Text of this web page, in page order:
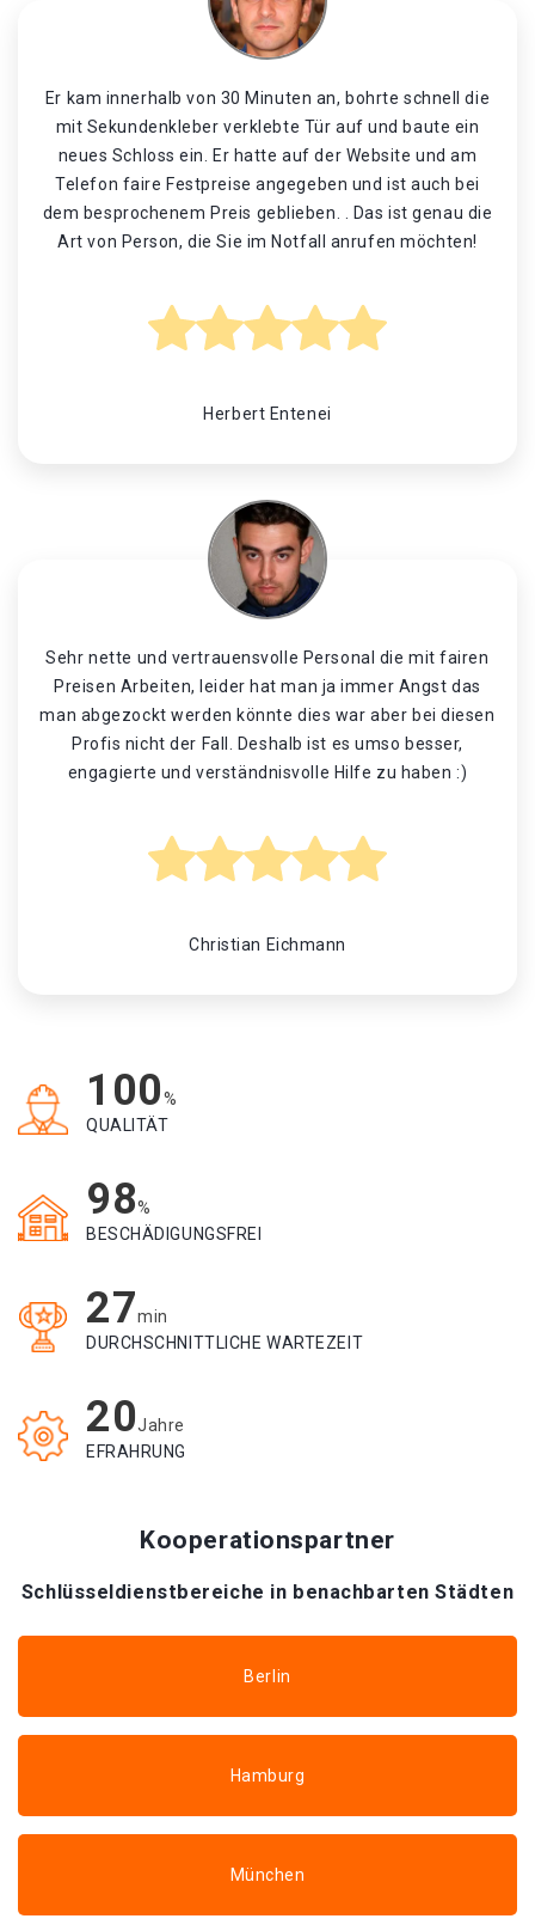
Er kam innerhalb von 30 Minuten an, bohrte schnell die
mit Sekundenkleber verklebte Tür auf und baute ein
neues Schloss ein. Er hatte auf der Website und am
Telefon faire Festpreise angegeben und ist auch bei
dem besprochenem Preis geblieben. . Das ist genau die
Art von Person, die Sie im Notfall anrufen möchten!
Herbert Entenei
Sehr nette und vertrauensvolle Personal die mit fairen
Preisen Arbeiten, leider hat man ja immer Angst das
man abgezockt werden könnte dies war aber bei diesen
Profis nicht der Fall. Deshalb ist es umso besser,
engagierte und verständnisvolle Hilfe zu haben :)
Christian Eichmann
100%
QUALITÄT
98%
BESCHÄDIGUNGSFREI
27min
DURCHSCHNITTLICHE WARTEZEIT
20Jahre
EFRAHRUNG
Kooperationspartner
Schlüsseldienstbereiche in benachbarten Städten
Berlin
Hamburg
München